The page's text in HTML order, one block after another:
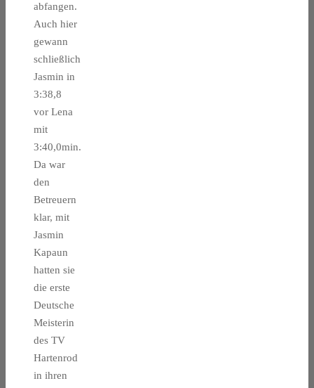
abfangen.
Auch hier
gewann
schließlich
Jasmin in
3:38,8
vor Lena
mit
3:40,0min.
Da war
den
Betreuern
klar, mit
Jasmin
Kapaun
hatten sie
die erste
Deutsche
Meisterin
des TV
Hartenrod
in ihren